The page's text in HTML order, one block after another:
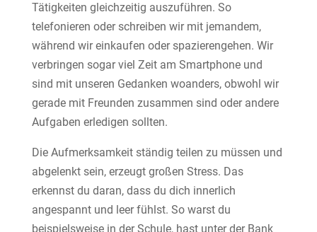
Tätigkeiten gleichzeitig auszuführen. So
telefonieren oder schreiben wir mit jemandem,
während wir einkaufen oder spazierengehen. Wir
verbringen sogar viel Zeit am Smartphone und
sind mit unseren Gedanken woanders, obwohl wir
gerade mit Freunden zusammen sind oder andere
Aufgaben erledigen sollten.
Die Aufmerksamkeit ständig teilen zu müssen und
abgelenkt sein, erzeugt großen Stress. Das
erkennst du daran, dass du dich innerlich
angespannt und leer fühlst. So warst du
beispielsweise in der Schule, hast unter der Bank